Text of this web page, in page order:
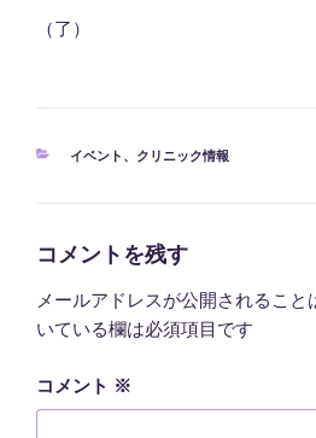
（了）
カ
イベント 、 クリニック情報
コメントを残す
メールアドレスが公開されること
いている欄は必須項目です
コメント ※